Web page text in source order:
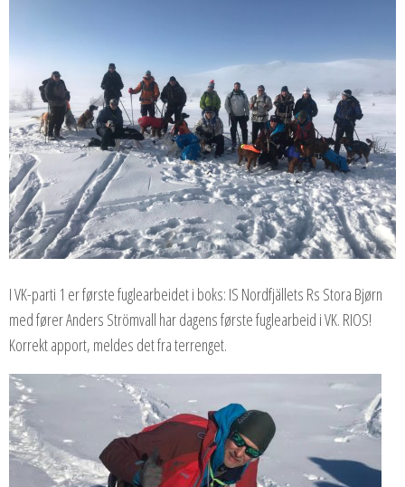
I VK-parti 1 er første fuglearbeidet i boks: IS Nordfjällets Rs Stora Bjørn
med fører Anders Strömvall har dagens første fuglearbeid i VK. RIOS!
Korrekt apport, meldes det fra terrenget.